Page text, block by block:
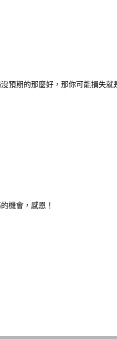
預期的那麼好，那你可能損失就
機會，感恩！